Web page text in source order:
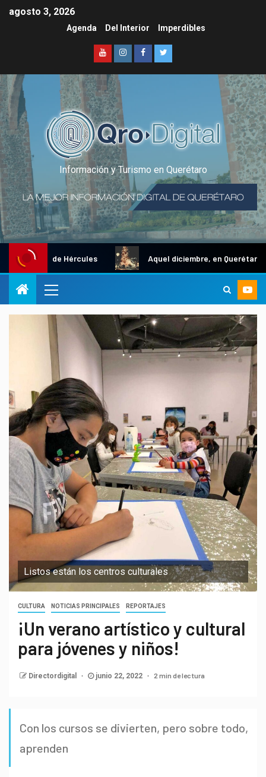
agosto 3, 2026
Agenda Del Interior Imperdibles
Información y Turismo en Querétaro
Gallo de Hércules Aquel diciembre, en Querétaro
Listos están los centros culturales
CULTURA NOTICIAS PRINCIPALES REPORTAJES
¡Un verano artístico y cultural
para jóvenes y niños!
Directordigital junio 22, 2022 2 min de lectura
Con los cursos se divierten, pero sobre todo,
aprenden